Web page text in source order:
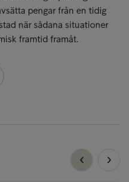
pengar från en tidig
när sådana situationer
framtid framåt.